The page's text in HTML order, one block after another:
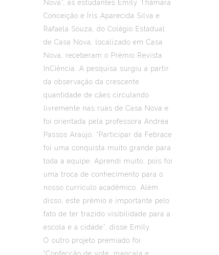
Nova”, as estudantes Emily Thâmara
Conceição e Íris Aparecida Silva e
Rafaela Souza, do Colégio Estadual
de Casa Nova, localizado em Casa
Nova, receberam o Prêmio Revista
InCiência. A pesquisa surgiu a partir
da observação da crescente
quantidade de cães circulando
livremente nas ruas de Casa Nova e
foi orientada pela professora Andréa
Passos Araújo. “Participar da Febrace
foi uma conquista muito grande para
toda a equipe. Aprendi muito, pois foi
uma troca de conhecimento para o
nosso currículo acadêmico. Além
disso, este prêmio é importante pelo
fato de ter trazido visibilidade para a
escola e a cidade”, disse Emily.
O outro projeto premiado foi
“Confecção de yoté, mancala e